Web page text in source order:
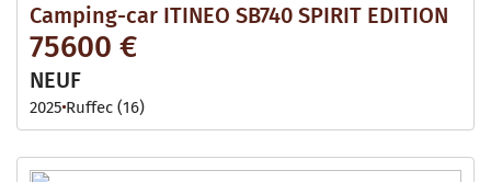
Camping-car ITINEO SB740 SPIRIT EDITION
75600 €
NEUF
2025 Ruffec (16)